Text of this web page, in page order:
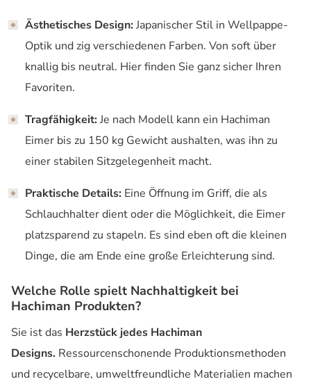
Ästhetisches Design:Japanischer Stil in Wellpappe-
Optik und zig verschiedenen Farben. Von soft über
knallig bis neutral. Hier finden Sie ganz sicher Ihren
Favoriten.
Tragfähigkeit:Je nach Modell kann ein Hachiman
Eimer bis zu 150 kg Gewicht aushalten, was ihn zu
einer stabilen Sitzgelegenheit macht.
Praktische Details: Eine Öffnung im Griff, die als
Schlauchhalter dient oder die Möglichkeit, die Eimer
platzsparend zu stapeln. Es sind eben oft die kleinen
Dinge, die am Ende eine große Erleichterung sind.
Welche Rolle spielt Nachhaltigkeit bei
Hachiman Produkten?
Sie ist das Herzstück jedes Hachiman
Designs. Ressourcenschonende Produktionsmethoden
und recycelbare, umweltfreundliche Materialien machen